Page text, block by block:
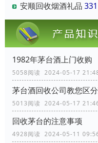
安顺回收烟酒礼品 331
1982年茅台酒上门收购
5058阅读 2024-05-17
茅台酒回收公司教您区
5013阅读 2024-05-17
回收茅台的注意事项
4928阅读 2024-05-11